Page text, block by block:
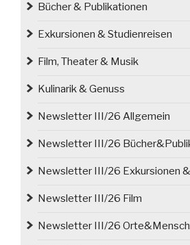
Bücher & Publikationen
Exkursionen & Studienreisen
Film, Theater & Musik
Kulinarik & Genuss
Newsletter III/26 Allgemein
Newsletter III/26
Newsletter III/26 Exkursionen
Newsletter III/26 Film
Newsletter III/26